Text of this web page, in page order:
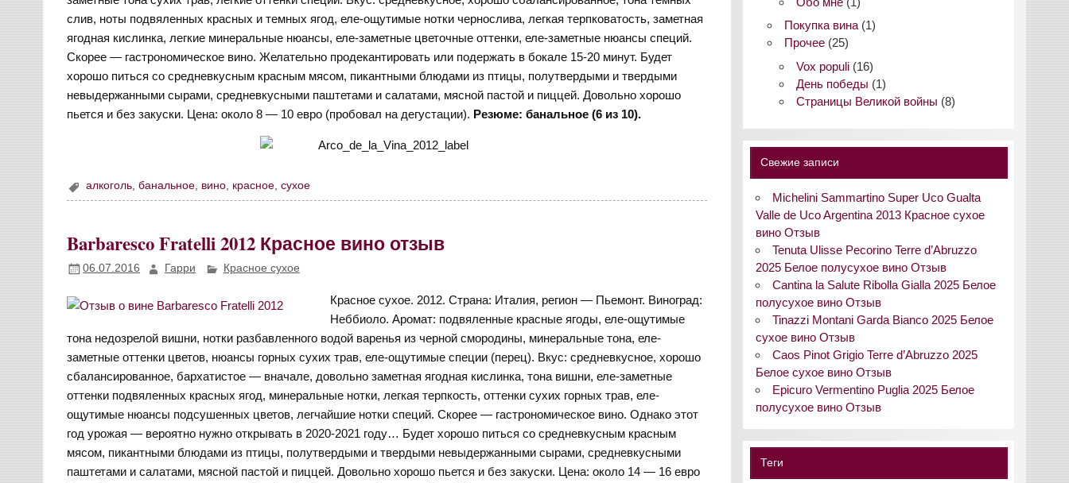
слив, ноты подвяленных красных и темных ягод, еле-ощутимые нотки чернослива, легкая терпковатость, заметная
ягодная кислинка, легкие минеральные нюансы, еле-заметные цветочные оттенки, еле-заметные нюансы специй.
Скорее — гастрономическое вино. Желательно продекантировать или подержать в бокале 15-20 минут. Будет
хорошо питься со средневкусным красным мясом, пикантными блюдами из птицы, полутвердыми и твердыми
невыдержанными сырами, средневкусными паштетами и салатами, мясной пастой и пиццей. Довольно хорошо
пьется и без закуски. Цена: около 8 — 10 евро (пробовал на дегустации). Резюме: банальное (6 из 10).
алкоголь,банальное, вино, красное,сухое
Barbaresco Fratelli 2012 Красное вино отзыв
06.07.2016 Гарри Красное сухое
Красное сухое. 2012. Страна: Италия, регион — Пьемонт. Виноград:
Неббиоло. Аромат: подвяленные красные ягоды, еле-ощутимые
тона недозрелой вишни, нотки разбавленного водой варенья из черной смородины, минеральные тона, еле-
заметные оттенки цветов, нюансы горных сухих трав, еле-ощутимые специи (перец). Вкус: средневкусное, хорошо
сбалансированное, бархатистое — вначале, довольно заметная ягодная кислинка, тона вишни, еле-заметные
оттенки подвяленных красных ягод, минеральные нотки, легкая терпкость, оттенки сухих горных трав, еле-
ощутимые нюансы подсушенных цветов, легчайшие нотки специй. Скорее — гастрономическое вино. Однако этот
год урожая — вероятно нужно открывать в 2020-2021 году… Будет хорошо питься со средневкусным красным
мясом, пикантными блюдами из птицы, полутвердыми и твердыми невыдержанными сырами, средневкусными
паштетами и салатами, мясной пастой и пиццей. Довольно хорошо пьется и без закуски. Цена: около 14 — 16 евро
Покупка вина (1)
Прочее (25)
Vox populi (16)
День победы (1)
Страницы Великой войны (8)
Свежие записи
Michelini Sammartino Super Uco Gualta
Valle de Uco Argentina 2013 Красное сухое
вино Отзыв
Tenuta Ulisse Pecorino Terre d’Abruzzo
2025 Белое полусухое вино Отзыв
Cantina la Salute Ribolla Gialla 2025 Белое
полусухое вино Отзыв
Tinazzi Montani Garda Bianco 2025 Белое
сухое вино Отзыв
Caos Pinot Grigio Terre d’Abruzzo 2025
Белое сухое вино Отзыв
Epicuro Vermentino Puglia 2025 Белое
полусухое вино Отзыв
Теги